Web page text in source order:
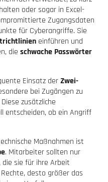
oder sogar in Excel-
Zugangsdaten
für Cyberangriffe. Sie
einführen und
die schwache Passwörter
Einsatz derZwei-
bei Zugängen zu
zusätzliche
entscheiden, ob ein Angriff
Maßnahmen ist
. Mitarbeiter sollten nur
sie für ihre Arbeit
desto größer das